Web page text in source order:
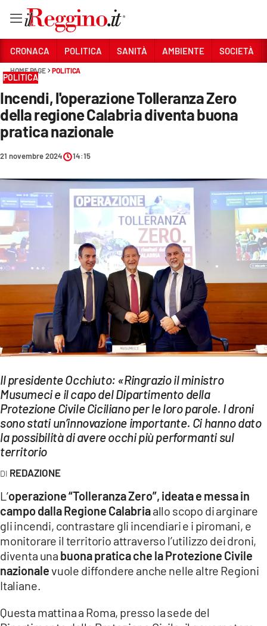
Sezioni
CRONACA
POLITICA
SANITÀ
AMBIENTE
SOCIETÀ
CULTURA
ECONOMIA E LAVORO
SPORT
Streaming
LAC NETWORK
LAC ONAIR
LaC
Network
LACPLAY.IT
LACTV.IT
LACONAIR.IT
LACITYMAG.IT
ILREGGINO.IT
COSENZACHANNEL.IT
CRONACA POLITICA SANITÀ AMBIENTE SOCIETÀ
HOME PAGE POLITICA
POLITICA
Incendi, l'operazione Tolleranza Zero
della regione Calabria diventa buona
pratica nazionale
21 novembre 2024 14:15
Il presidente Occhiuto: «Ringrazio il ministro
Musumeci e il capo del Dipartimento della
Protezione Civile Ciciliano per le loro parole. I droni
sono stati un’innovazione importante. Ci hanno dato
la possibilità di avere occhi più performanti sul
territorio
REDAZIONE
L’operazione “Tolleranza Zero”, ideata e messa in
campo dalla Regione Calabriaallo scopo di arginare
gli incendi, contrastare gli incendiari e i piromani, e
monitorare il territorio attraverso l’utilizzo dei droni,
diventa una buona pratica che la Protezione Civile
nazionalevuole diffondere anche nelle altre Regioni
Italiane.
Questa mattina a Roma, presso la sede del